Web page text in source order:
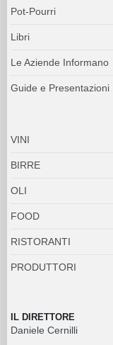
Pot-Pourri
Libri
Le Aziende Informano
Guide e Presentazioni
VINI
BIRRE
OLI
FOOD
RISTORANTI
PRODUTTORI
IL DIRETTORE
Daniele Cernilli